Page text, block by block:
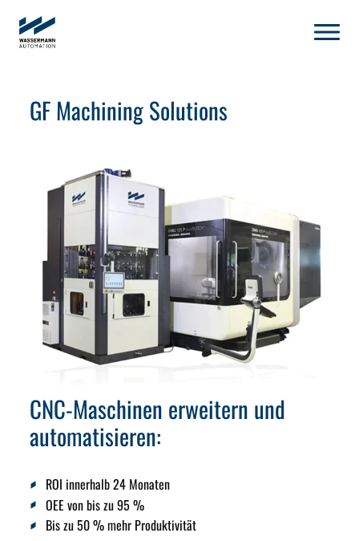
GF Machining Solutions
CNC-Maschinen erweitern und
automatisieren:
ROI innerhalb 24 Monaten
OEE von bis zu 95 %
Bis zu 50 % mehr Produktivität